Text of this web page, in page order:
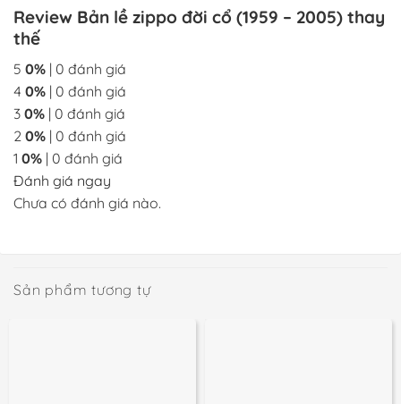
Review Bản lề zippo đời cổ (1959 – 2005) thay
thế
5 0% | 0 đánh giá
4 0% | 0 đánh giá
3 0% | 0 đánh giá
2 0% | 0 đánh giá
1 0% | 0 đánh giá
Đánh giá ngay
Chưa có đánh giá nào.
Sản phẩm tương tự